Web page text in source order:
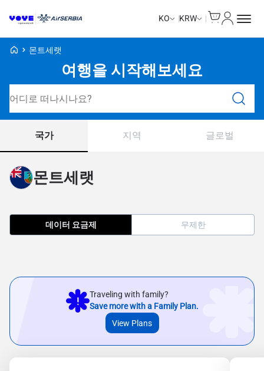
KO KRW
Voye Homepage
몬트세랫
여행을 시작해보세요
국가 지역 글로벌
몬트세랫
데이터 요금제 무제한
Traveling with family?
Save more with a Family Plan.
View Plans